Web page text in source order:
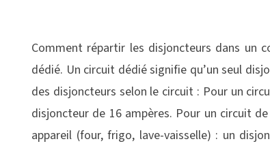
Comment répartir les disjoncteurs dans un
dédié. Un circuit dédié signifie qu’un seul
des disjoncteurs selon le circuit : Pour un
disjoncteur de 16 ampères. Pour un circuit
appareil (four, frigo, lave-vaisselle) : un